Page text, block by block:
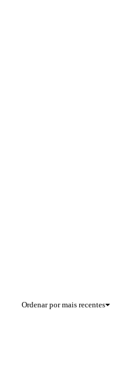
Ordenar por mais recentes